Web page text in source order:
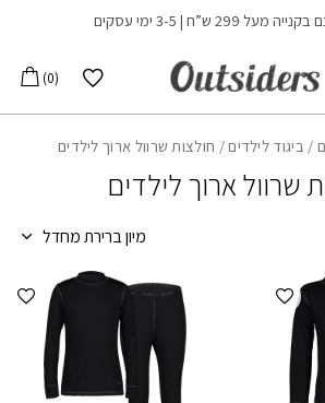
299 ש”ח | 3-5 ימי עסקים
הרשימה שלי
0
/ ביגוד לילדים / חולצות שרוול ארוך לילדים
שרוול ארוך לילדים
מיון ברירת מחדל
הוספה למועדפים